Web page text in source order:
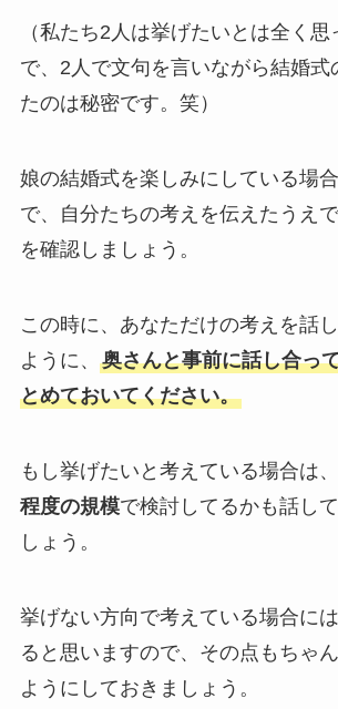
（私たち2人は挙げたいとは全く
で、2人で文句を言いながら結婚式
たのは秘密です。笑）
娘の結婚式を楽しみにしている場
で、自分たちの考えを伝えたうえ
を確認しましょう。
この時に、あなただけの考えを話
ように、 奥さんと事前に話し合っ
とめておいてください。
もし挙げたいと考えている場合は、
程度の規模で検討してるかも話し
しょう。
挙げない方向で考えている場合に
ると思いますので、その点もちゃ
ようにしておきましょう。